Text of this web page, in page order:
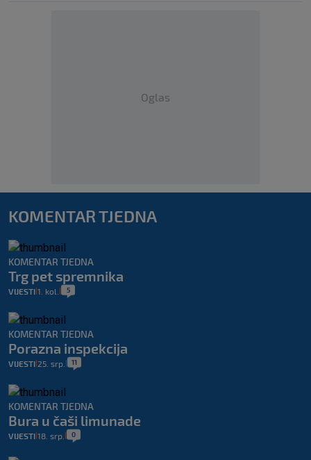
Oglas
KOMENTAR TJEDNA
KOMENTAR TJEDNA
Trg pet spremnika
VIJESTI 1. kol. 5
KOMENTAR TJEDNA
Porazna inspekcija
VIJESTI 25. srp. 11
KOMENTAR TJEDNA
Bura u čaši limunade
VIJESTI 18. srp. 0